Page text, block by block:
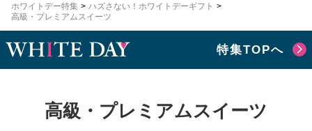
ホワイトデー特集
ハズさない！ホワイトデーギフト
高級・プレミアムスイーツ
特集TOPへ
高級・プレミアムスイーツ